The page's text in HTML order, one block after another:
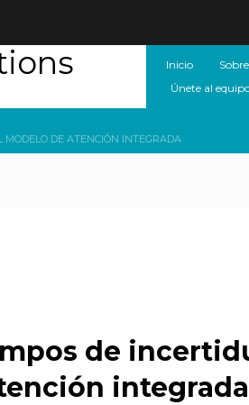
Inicio
Únete al
DE ATENCIÓN INTEGRADA
de
integrada